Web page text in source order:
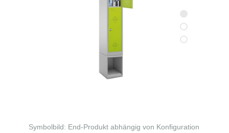
Symbolbild: End-Produkt abhängig von Konfiguration